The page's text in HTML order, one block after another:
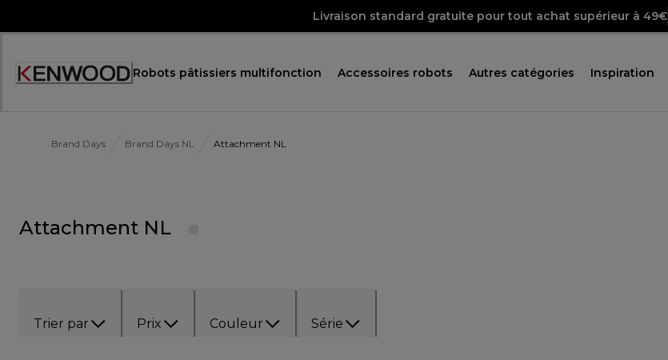
Livraison standard gratuite pour tout achat supérieur à 49€
Robots pâtissiers multifonction Accessoires robots Autres catégories Inspiration
Brand Days Brand Days NL Attachment NL
Attachment NL
Trier par Prix Couleur Série